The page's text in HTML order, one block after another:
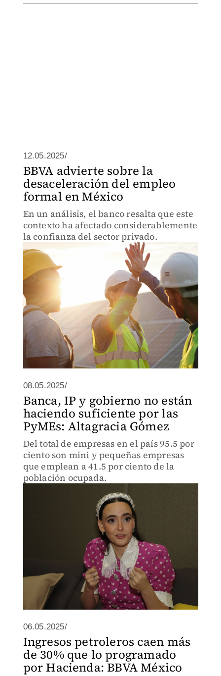
12.05.2025/
BBVA advierte sobre la
desaceleración del empleo
formal en México
En un análisis, el banco resalta que este
contexto ha afectado considerablemente
la confianza del sector privado.
08.05.2025/
Banca, IP y gobierno no están
haciendo suficiente por las
PyMEs: Altagracia Gómez
Del total de empresas en el país 95.5 por
ciento son mini y pequeñas empresas
que emplean a 41.5 por ciento de la
población ocupada.
06.05.2025/
Ingresos petroleros caen más
de 30% que lo programado
por Hacienda: BBVA México